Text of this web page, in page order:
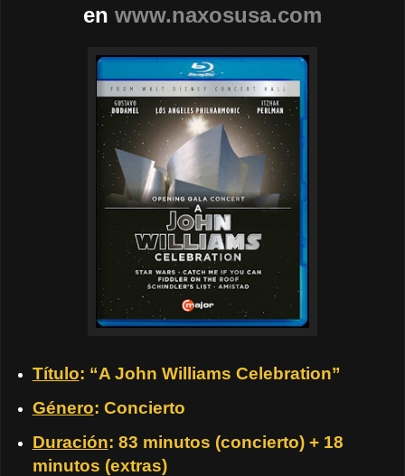
en www.naxosusa.com
Título: “A John Williams Celebration”
Género: Concierto
Duración: 83 minutos (concierto) + 18
minutos (extras)